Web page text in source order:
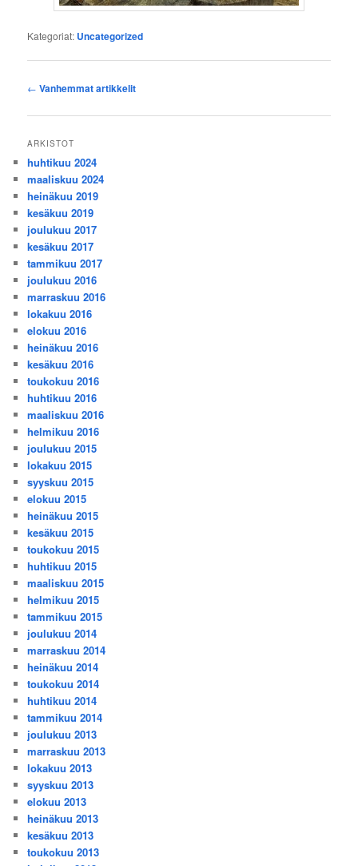
Kategoriat: Uncategorized
Artikkelien
← Vanhemmat artikkelit
ARKISTOT
huhtikuu 2024
maaliskuu 2024
heinäkuu 2019
kesäkuu 2019
joulukuu 2017
kesäkuu 2017
tammikuu 2017
joulukuu 2016
marraskuu 2016
lokakuu 2016
elokuu 2016
heinäkuu 2016
kesäkuu 2016
toukokuu 2016
huhtikuu 2016
maaliskuu 2016
helmikuu 2016
joulukuu 2015
lokakuu 2015
syyskuu 2015
elokuu 2015
heinäkuu 2015
kesäkuu 2015
toukokuu 2015
huhtikuu 2015
maaliskuu 2015
helmikuu 2015
tammikuu 2015
joulukuu 2014
marraskuu 2014
heinäkuu 2014
toukokuu 2014
huhtikuu 2014
tammikuu 2014
joulukuu 2013
marraskuu 2013
lokakuu 2013
syyskuu 2013
elokuu 2013
heinäkuu 2013
kesäkuu 2013
toukokuu 2013